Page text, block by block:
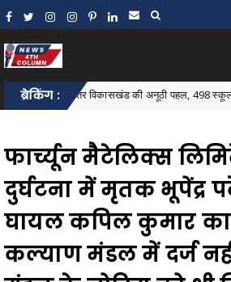
ब्रेकिंग :
बस्तर विकासखंड की अनूठी पहल, 498 स्कूलों में एक
फार्च्यून मैटेलिक्स
दुर्घटना में मृतक भूपेंद्र
घायल कपिल कुमार का
कल्याण मंडल में दर्ज